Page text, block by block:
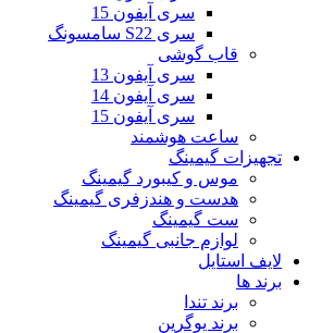
سری آیفون 15
سری S22 سامسونگ
قاب گوشی
سری آیفون 13
سری آیفون 14
سری آیفون 15
ساعت هوشمند
تجهیزات گیمینگ
موس و کیبورد گیمینگ
هدست و هندزفری گیمینگ
ست گیمینگ
لوازم جانبی گیمینگ
لایف استایل
برند ها
برند تندا
برند یوگرین